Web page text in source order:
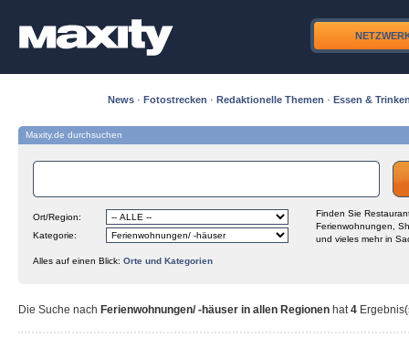
News · Fotostrecken · Redaktionelle Themen · Essen &
Maxity.de durchsuchen
Ort/Region:
Kategorie:
Finden Sie
Ferienwohnungen,
und vieles mehr in
Alles auf einen Blick: Orte und Kategorien
Die Suche nach Ferienwohnungen/ -häuser in allen Regionen hat4